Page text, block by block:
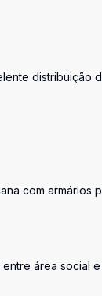
distribuição
com
área social e